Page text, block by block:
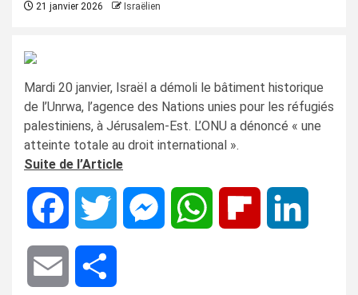
21 janvier 2026 Israëlien
Mardi 20 janvier, Israël a démoli le bâtiment historique
de l’Unrwa, l’agence des Nations unies pour les réfugiés
palestiniens, à Jérusalem-Est. L’ONU a dénoncé « une
atteinte totale au droit international ».
Suite de l’Article
Facebook Twitter MessengerWhatsApp Flipboard
Email